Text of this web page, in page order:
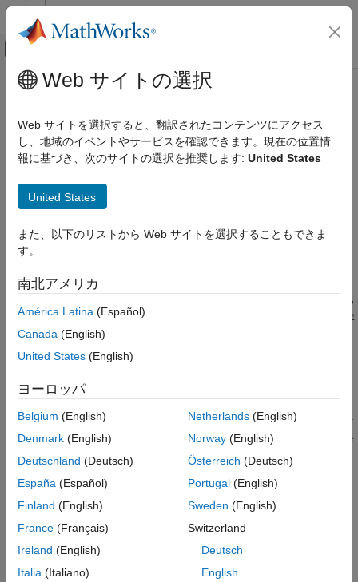
コンテンツへスキップ
オフキャンバス ナビゲーション メ
ドキュメンテーションのホーム
Text Analytics Toolbox
モデル化と予測
word2ind
構文
説明
入力引数
出力引数
バージョン履歴
参考
メインコンテンツ
word2ind
符号化インデックスに対する単語のマッピング
構文
M = word2ind(enc,words,'IgnoreCase',true)
説明
M= word2ind(
クスを返します。符号化ボキャブラリに含まれていない単語につ
いて、関数はNaNを返します。既定では、関数は大文字と小文字
を区別します。
= word2ind( , ,'IgnoreCase',true)は、前の構文のい
ずれかを使用して、大文字と小文字を区別しないインデックスを
返します。符号化された複数の単語が大文字と小文字のみの差異
である場合、関数はそれらの 1 つに対応するインデックスを返
し、特定のインデックスは返しません。
例
すべて折りたたむ
Web サイトの選択
Web サイトを選択すると、翻訳されたコンテンツにアクセス
し、地域のイベントやサービスを確認できます。現在の位置情
報に基づき、次のサイトの選択を推奨します: United States
United States
また、以下のリストから Web サイトを選択することもできま
す。
南北アメリカ
América Latina (Español)
Canada (English)
United States (English)
ヨーロッパ
Belgium (English)
Denmark (English)
Deutschland (Deutsch)
España (Español)
Finland (English)
France (Français)
Ireland (English)
Italia (Italiano)
Netherlands(English)
Norway(English)
Österreich (Deutsch)
Portugal(English)
Sweden (English)
Switzerland
Deutsch
English